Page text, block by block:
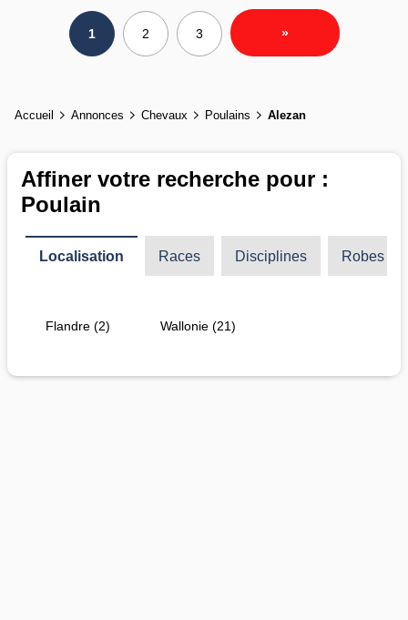
1 2 3 »
Accueil Annonces Chevaux Poulains Alezan
Affiner votre recherche pour :
Poulain
Localisation Races Disciplines Robes
Flandre (2) Wallonie (21)